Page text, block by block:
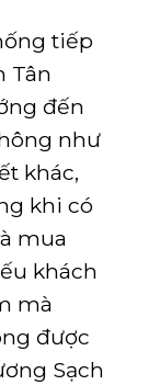
tiếp
Tân
đến
như
khác,
khi có
mua
khách
mà
được
Sạch